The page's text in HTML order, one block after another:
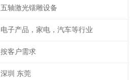
五轴激光镭雕设备
电子产品，家电，汽车等行业
按客户需求
深圳 东莞